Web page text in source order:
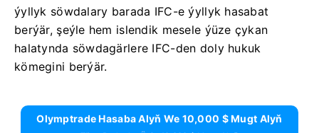
ýyllyk söwdalary barada IFC-e ýyllyk hasabat
berýär, şeýle hem islendik mesele ýüze çykan
halatynda söwdagärlere IFC-den doly hukuk
kömegini berýär.
Olymptrade Hasaba Alyň We 10,000 $ Mugt Alyň